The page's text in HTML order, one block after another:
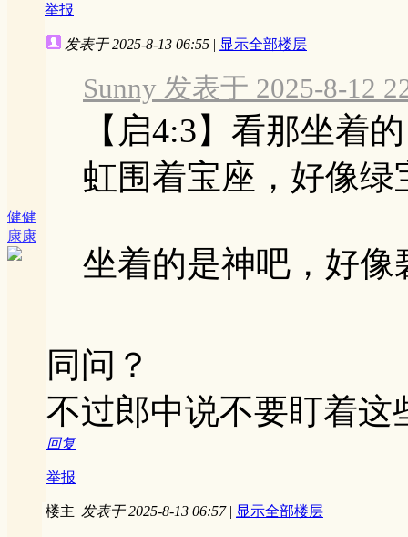
举报
健健
康康
发表于 2025-8-13 06:55 | 显示全部楼层
Sunny 发表于 2025-8-12
【启4:3】看那坐着
虹围着宝座，好像绿
坐着的是神吧，好像
同问？
不过郎中说不要盯着这
回复
举报
楼主| 发表于 2025-8-13 06:57 | 显示全部楼层